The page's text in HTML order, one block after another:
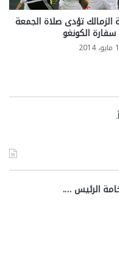
الزمالك تؤدى صلاة الجمعة
الكونغو
الرئيس ….